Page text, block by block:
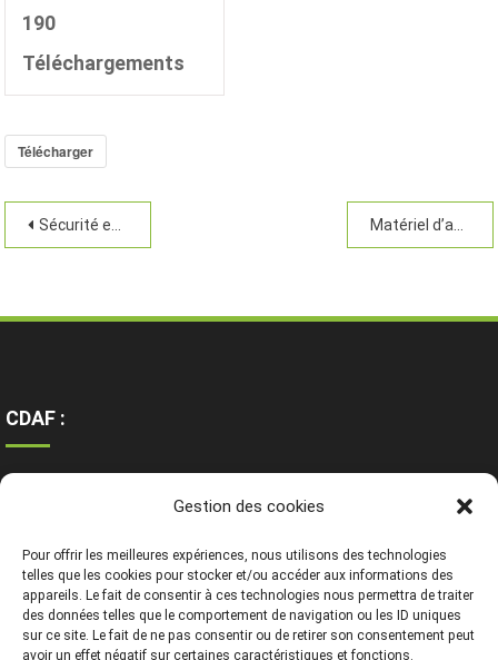
Gestion des cookies
Pour offrir les meilleures expériences, nous utilisons des technologies
telles que les cookies pour stocker et/ou accéder aux informations des
appareils. Le fait de consentir à ces technologies nous permettra de traiter
des données telles que le comportement de navigation ou les ID uniques
sur ce site. Le fait de ne pas consentir ou de retirer son consentement peut
avoir un effet négatif sur certaines caractéristiques et fonctions.
190
Téléchargements
Télécharger
Sécurité et règles
CDAF :
Mentions légales